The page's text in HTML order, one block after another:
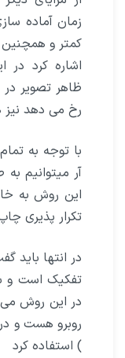
زمان آماده
کمتر و
اشاره کرد
ظاهر تصویر
رخ می دهد
با توجه به
آر میتوانیم
این روش به
تکرار پذیری
تفکیک است و
در این روش می
روبرو هست و
) استفاده کرد